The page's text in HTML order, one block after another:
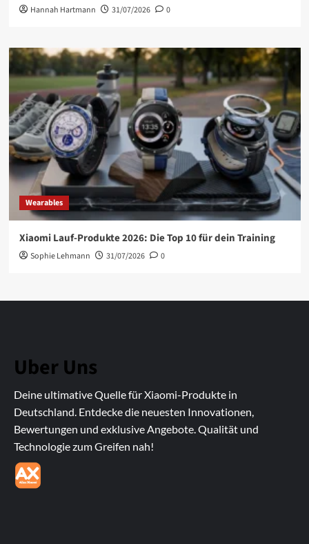
Hannah Hartmann 31/07/2026 0
Wearables
Xiaomi Lauf-Produkte 2026: Die Top 10 für dein Training
Sophie Lehmann 31/07/2026 0
Uber Uns
Deine ultimative Quelle für Xiaomi-Produkte in
Deutschland. Entdecke die neuesten Innovationen,
Bewertungen und exklusive Angebote. Qualität und
Technologie zum Greifen nah!